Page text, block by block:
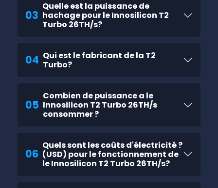
03
Quelle est la puissance de
hachage pour le Innosilicon T2
Turbo 26TH/s?
04 Qui est le fabricant de la T2
Turbo?
05
Combien de puissance a le
Innosilicon T2 Turbo 26TH/s
consommer ?
06
Quels sont les coûts d'électricité ?
(USD) pour le fonctionnement de
le Innosilicon T2 Turbo 26TH/s?